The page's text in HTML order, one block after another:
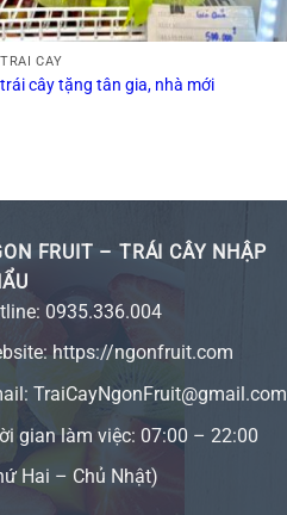
CÂY
cây tặng tân gia, nhà mới
FRUIT – TRÁI CÂY NHẬP
0935.336.004
https://ngonfruit.com
TraiCayNgonFruit@gmail.com
gian làm việc: 07:00 – 22:00
Hai – Chủ Nhật)